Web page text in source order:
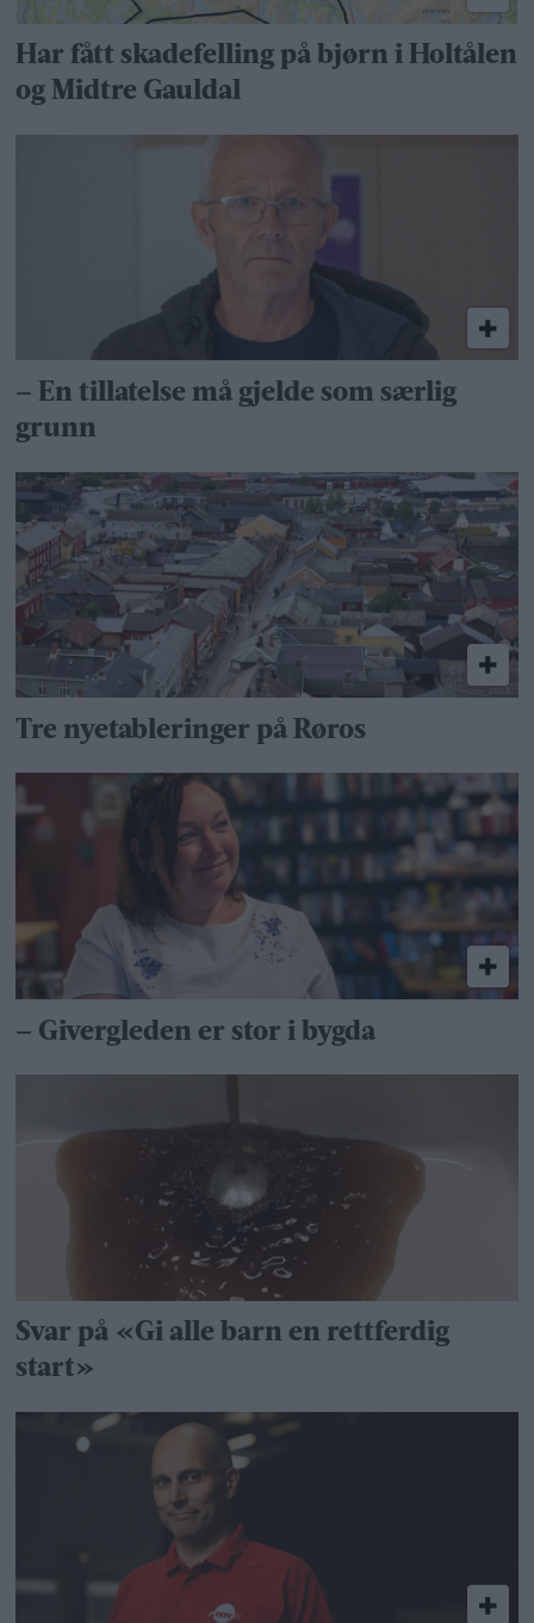
Har fått skadefelling på bjørn i Holtålen
og Midtre Gauldal
– En tillatelse må gjelde som særlig
grunn
Tre nyetableringer på Røros
– Givergleden er stor i bygda
Svar på «Gi alle barn en rettferdig
start»